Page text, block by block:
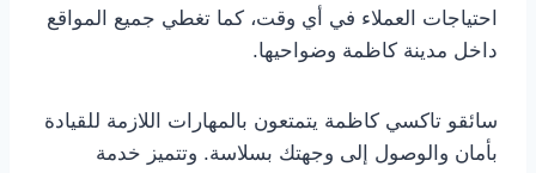
احتياجات العملاء في أي وقت، كما تغطي جميع المواقع
داخل مدينة كاظمة وضواحيها.
سائقو تاكسي كاظمة يتمتعون بالمهارات اللازمة للقيادة
بأمان والوصول إلى وجهتك بسلاسة. وتتميز خدمة